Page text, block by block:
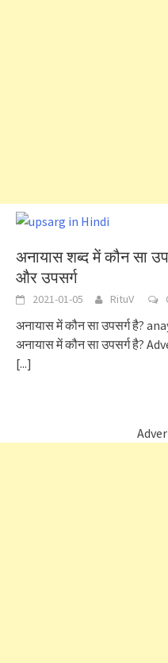
अनायास शब्द में कौन सा
और उपसर्ग
2021-01-05 RituV
अनायास में कौन सा उपसर्ग है?
अनायास में कौन सा उपसर्ग है?
[...]